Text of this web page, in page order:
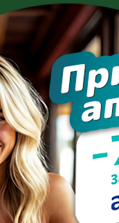
Другие
UK
+7 495
Полезно
для женщин